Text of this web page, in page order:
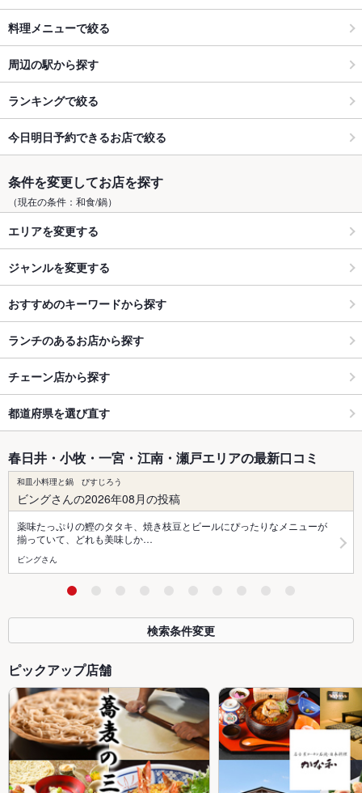
料理メニューで絞る
周辺の駅から探す
ランキングで絞る
今日明日予約できるお店で絞る
条件を変更してお店を探す
（現在の条件：和食/鍋）
エリアを変更する
ジャンルを変更する
おすすめのキーワードから探す
ランチのあるお店から探す
チェーン店から探す
都道府県を選び直す
春日井・小牧・一宮・江南・瀬戸エリアの最新口コミ
和皿小料理と鍋 びすじろう
ビングさんの2026年08月の投稿
薬味たっぷりの鰹のタタキ、焼き枝豆とビールにぴったりなメニューが
揃っていて、どれも美味しか…
ビングさん
検索条件変更
ピックアップ店舗